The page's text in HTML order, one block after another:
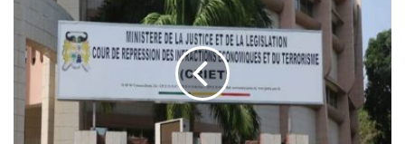
audios
sur